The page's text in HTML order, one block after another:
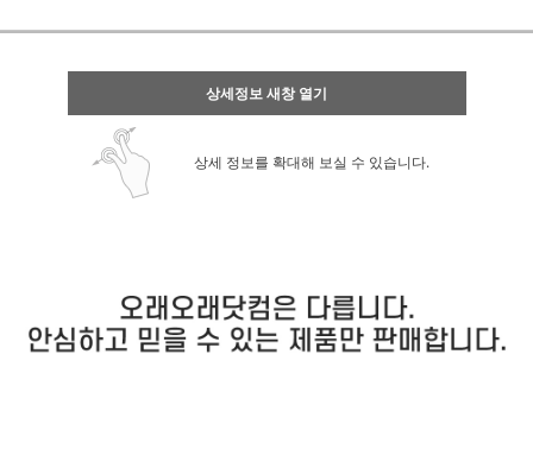
상세정보 새창 열기
상세 정보를 확대해 보실 수 있습니다.